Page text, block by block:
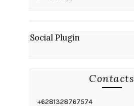
Social Plugin
Contacts
+6281328767574